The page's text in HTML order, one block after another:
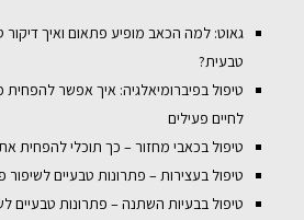
גאוט: למה הכאב מופיע פתאום ואיך דיקור
טבעית?
טיפול בפיברומיאלגיה: איך אפשר להפחית
לחיים פעילים
טיפול בכאבי מחזור – כך תוכלי להפחית
טיפול בעצירות – פתרונות טבעיים לשיפור
טיפול בבעיות השתנה – פתרונות טבעיים